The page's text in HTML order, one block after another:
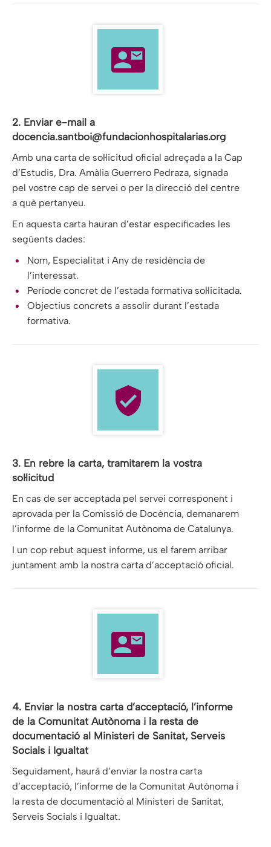
2. Enviar e-mail a
docencia.santboi@fundacionhospitalarias.org
Amb una carta de sol·licitud oficial adreçada a la Cap
d’Estudis, Dra. Amàlia Guerrero Pedraza, signada
pel vostre cap de servei o per la direcció del centre
a què pertanyeu.
En aquesta carta hauran d’estar especificades les
següents dades:
Nom, Especialitat i Any de residència de
l’interessat.
Període concret de l’estada formativa sol·licitada.
Objectius concrets a assolir durant l’estada
formativa.
3. En rebre la carta, tramitarem la vostra
sol·licitud
En cas de ser acceptada pel servei corresponent i
aprovada per la Comissió de Docència, demanarem
l’informe de la Comunitat Autònoma de Catalunya.
I un cop rebut aquest informe, us el farem arribar
juntament amb la nostra carta d’acceptació oficial.
4. Enviar la nostra carta d’acceptació, l’informe
de la Comunitat Autònoma i la resta de
documentació al Ministeri de Sanitat, Serveis
Socials i Igualtat
Seguidament, haurà d’enviar la nostra carta
d’acceptació, l’informe de la Comunitat Autònoma i
la resta de documentació al Ministeri de Sanitat,
Serveis Socials i Igualtat.